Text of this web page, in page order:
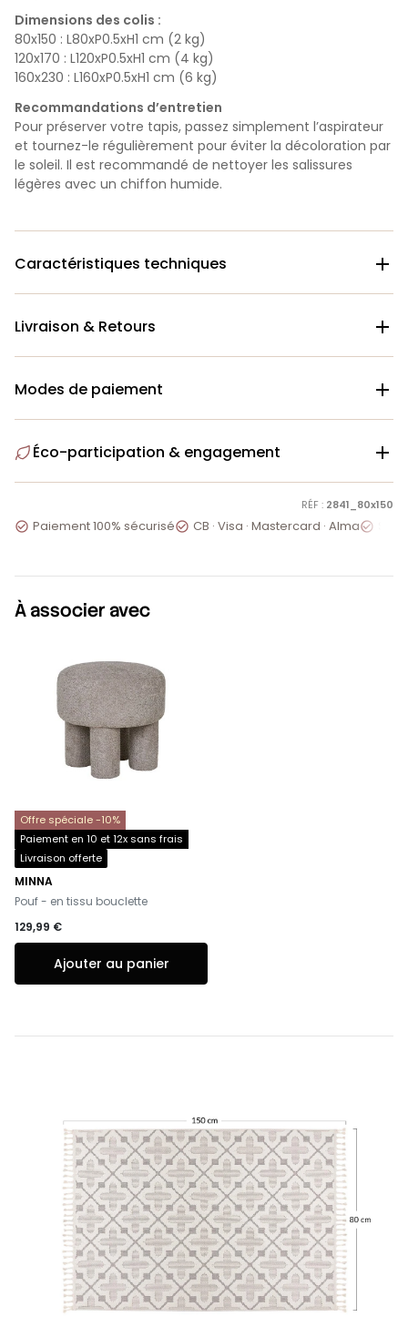
Dimensions des colis :
80x150 : L80xP0.5xH1 cm (2 kg)
120x170 : L120xP0.5xH1 cm (4 kg)
160x230 : L160xP0.5xH1 cm (6 kg)
Recommandations d’entretien
Pour préserver votre tapis, passez simplement l’aspirateur
et tournez-le régulièrement pour éviter la décoloration par
le soleil. Il est recommandé de nettoyer les salissures
légères avec un chiffon humide.
Caractéristiques techniques 
Livraison & Retours 
Modes de paiement 
Éco-participation & engagement 
RÉF : 2841_80x150
 Paiement 100% sécurisé CB · Visa · Mastercard · Alma
À associer avec
Offre spéciale -10%
Paiement en 10 et 12x sans frais
Livraison offerte
MINNA
-
Pouf - en tissu bouclette
129,99 €
Ajouter au panier